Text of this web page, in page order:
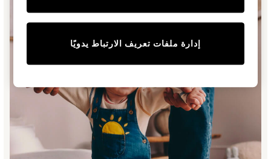
Sandals
Swimwear
Hats & Caps
Sunglasses
Beach Towels
Bags
Travel Bags
Luggage
إدارة ملفات تعريف الارتباط يدويًا